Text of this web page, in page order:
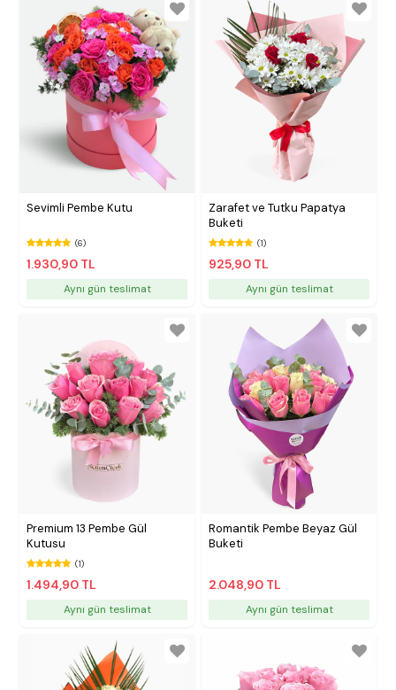
Sevimli Pembe Kutu
(6)
1.930,90 TL
Aynı gün teslimat
Zarafet ve Tutku Papatya
Buketi
(1)
925,90 TL
Aynı gün teslimat
Premium 13 Pembe Gül
Kutusu
(1)
1.494,90 TL
Aynı gün teslimat
Romantik Pembe Beyaz Gül
Buketi
2.048,90 TL
Aynı gün teslimat